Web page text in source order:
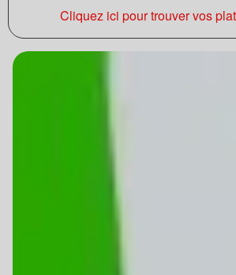
Cliquez ici pour trouver vos